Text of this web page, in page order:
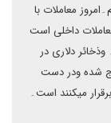
معاملات با
داخلی است
دلاری در
شده ودر دست
میکنند است۔